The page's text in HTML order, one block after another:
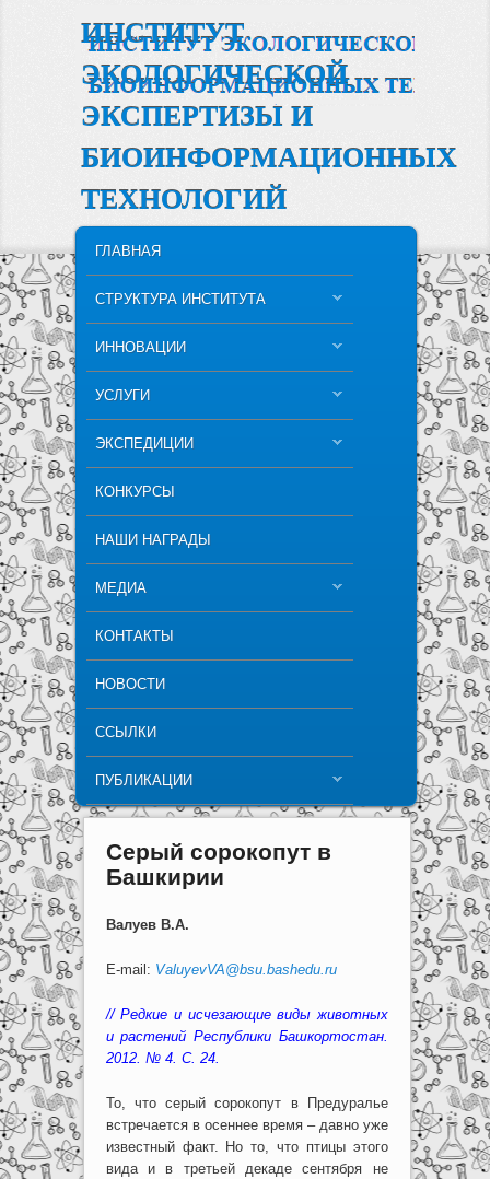
ИНСТИТУТ
ЭКОЛОГИЧЕСКОЙ
ЭКСПЕРТИЗЫ И
БИОИНФОРМАЦИОННЫХ
ТЕХНОЛОГИЙ
SKIP TO PRIMARY CONTENT
SKIP TO SECONDARY CONTENT
ГЛАВНАЯ
СТРУКТУРА ИНСТИТУТА
ИННОВАЦИИ
УСЛУГИ
ЭКСПЕДИЦИИ
КОНКУРСЫ
НАШИ НАГРАДЫ
МЕДИА
КОНТАКТЫ
НОВОСТИ
ССЫЛКИ
ПУБЛИКАЦИИ
Серый сорокопут в
Башкирии
Валуев В.А.
E-mail: ValuyevVA@bsu.bashedu.ru
// Редкие и исчезающие виды животных
и растений Республики Башкортостан.
2012. № 4. С. 24.
То, что серый сорокопут в Предуралье
встречается в осеннее время – давно уже
известный факт. Но то, что птицы этого
вида и в третьей декаде сентября не